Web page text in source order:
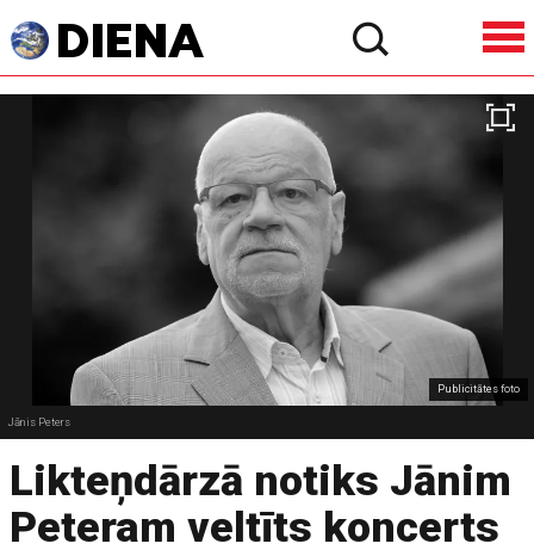
Publicitātes foto
Jānis Peters
Likteņdārzā notiks Jānim
Peteram veltīts koncerts